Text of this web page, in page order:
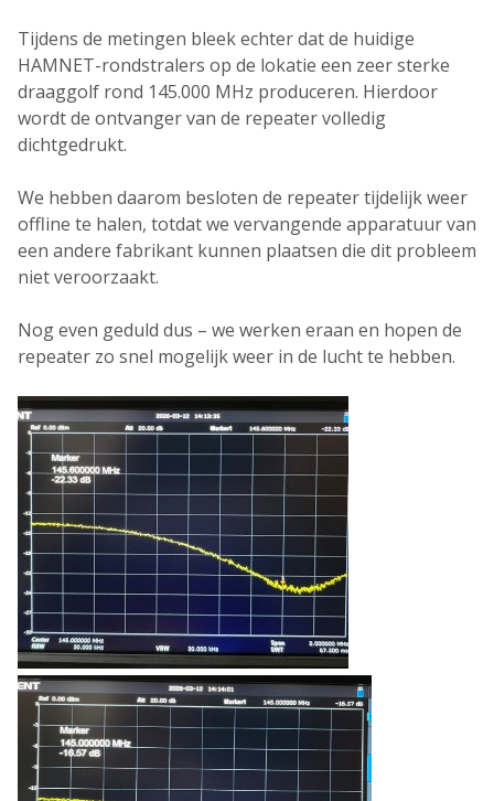
Tijdens de metingen bleek echter dat de huidige
HAMNET-rondstralers op de lokatie een zeer sterke
draaggolf rond 145.000 MHz produceren. Hierdoor
wordt de ontvanger van de repeater volledig
dichtgedrukt.
We hebben daarom besloten de repeatertijdelijk weer
offline te halen, totdat we vervangende apparatuur van
een andere fabrikant kunnen plaatsen die dit probleem
niet veroorzaakt.
Nog even geduld dus – we werken eraan en hopen de
repeater zo snel mogelijk weer in de lucht te hebben.